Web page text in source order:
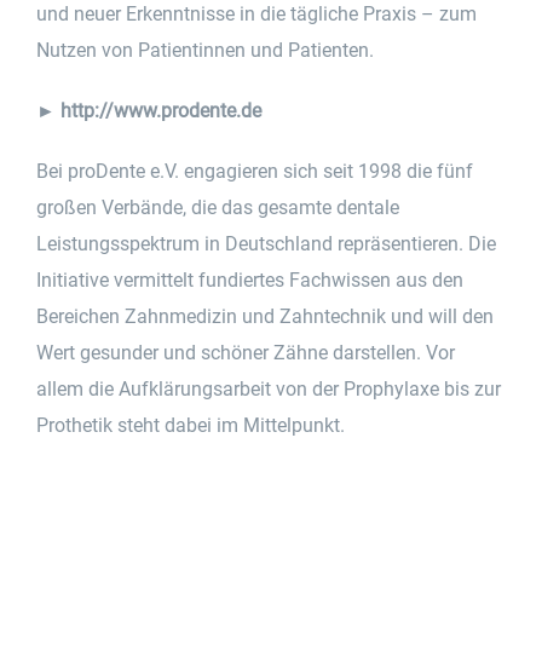
und neuer Erkenntnisse in die tägliche Praxis – zum
Nutzen von Patientinnen und Patienten.
► http://www.prodente.de
Bei proDente e.V. engagieren sich seit 1998 die fünf
großen Verbände, die das gesamte dentale
Leistungsspektrum in Deutschland repräsentieren. Die
Initiative vermittelt fundiertes Fachwissen aus den
Bereichen Zahnmedizin und Zahntechnik und will den
Wert gesunder und schöner Zähne darstellen. Vor
allem die Aufklärungsarbeit von der Prophylaxe bis zur
Prothetik steht dabei im Mittelpunkt.